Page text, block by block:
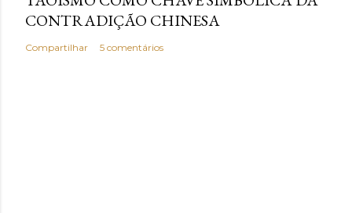
CONTRADIÇÃO CHINESA
Compartilhar 5 comentários